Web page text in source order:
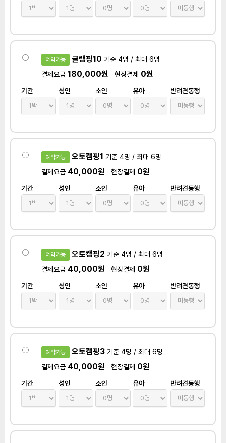
예약가능 글램핑10 기준 4명 / 최대 6명
결제요금 180,000원 현장결제 0원
기간 성인 소인 유아 반려견동행
예약가능 오토캠핑1 기준 4명 / 최대 6명
결제요금 40,000원 현장결제 0원
기간 성인 소인 유아 반려견동행
예약가능 오토캠핑2 기준 4명 / 최대 6명
결제요금 40,000원 현장결제 0원
기간 성인 소인 유아 반려견동행
예약가능 오토캠핑3 기준 4명 / 최대 6명
결제요금 40,000원 현장결제 0원
기간 성인 소인 유아 반려견동행